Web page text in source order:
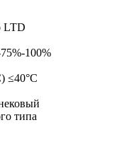
LTD
100%
≤40°C
типа